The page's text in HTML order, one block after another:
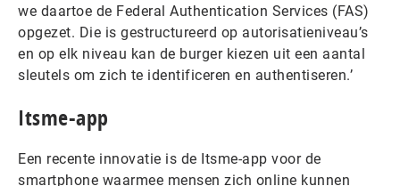
we daartoe de Federal Authentication Services (FAS)
opgezet. Die is gestructureerd op autorisatieniveau’s
en op elk niveau kan de burger kiezen uit een aantal
sleutels om zich te identificeren en authentiseren.’
Itsme-app
Een recente innovatie is de Itsme-app voor de
smartphone waarmee mensen zich online kunnen